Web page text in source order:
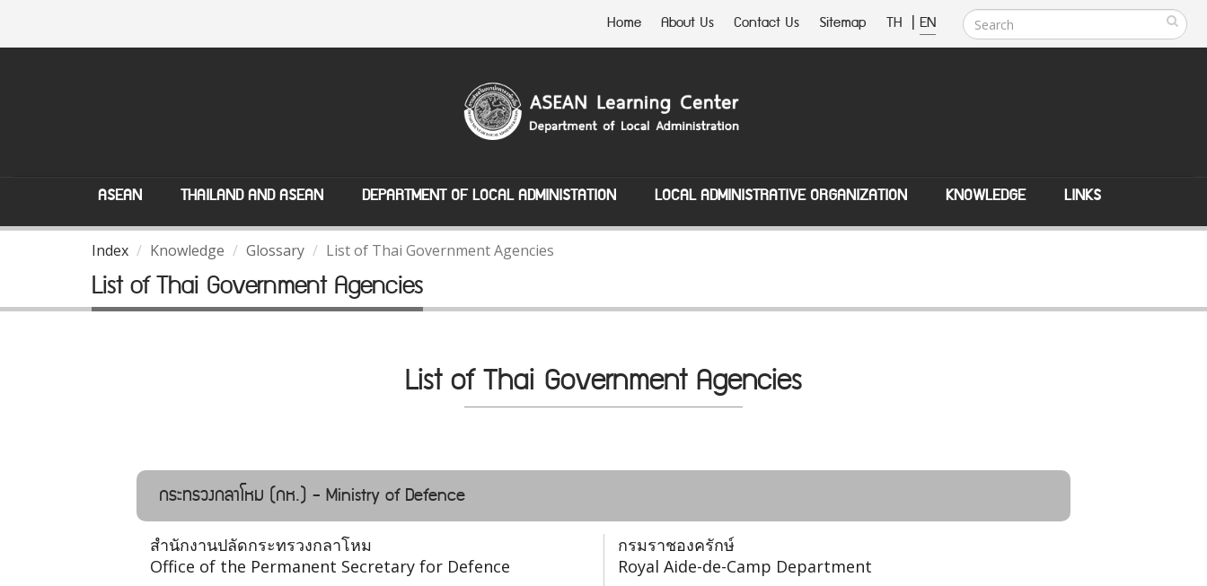
Home About Us Contact Us Sitemap TH | EN
ASEAN THAILAND AND ASEAN DEPARTMENT OF LOCAL ADMINISTATION LOCAL ADMINISTRATIVE ORGANIZATION KNOWLEDGE LINKS
Index Knowledge Glossary List of Thai Government Agencies
List of Thai Government Agencies
List of Thai Government Agencies
กระทรวงกลาโหม (กห.) - Ministry of Defence
สำนักงานปลัดกระทรวงกลาโหม
Office of the Permanent Secretary for Defence
กรมราชองครักษ์
Royal Aide-de-Camp Department